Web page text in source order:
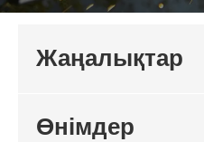
Жаңалықтар
Өнімдер